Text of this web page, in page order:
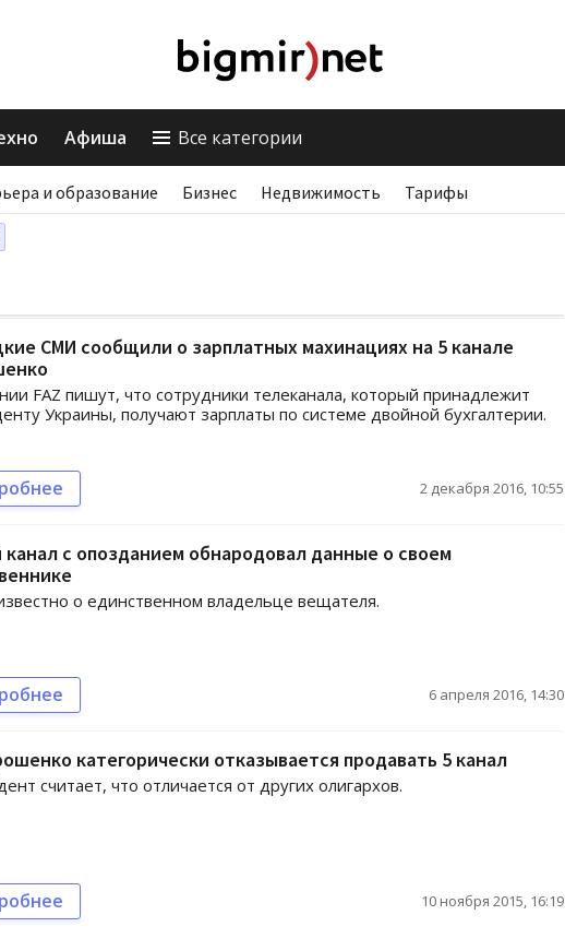
Афиша Все категории
и образование Бизнес Недвижимость Тарифы
СМИ сообщили о зарплатных махинациях на 5 канале
FAZ пишут, что сотрудники телеканала, который принадлежит
Украины, получают зарплаты по системе двойной бухгалтерии.
2 декабря 2016, 10:55
с опозданием обнародовал данные о своем
о единственном владельце вещателя.
6 апреля 2016, 14:30
категорически отказывается продавать 5 канал
считает, что отличается от других олигархов.
10 ноября 2015, 16:19